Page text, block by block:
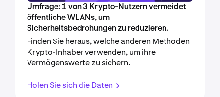
Umfrage: 1 von 3 Krypto-Nutzern vermeidet
öffentliche WLANs, um
Sicherheitsbedrohungen zu reduzieren.
Finden Sie heraus, welche anderen Methoden
Krypto-Inhaber verwenden, um ihre
Vermögenswerte zu sichern.
Holen Sie sich die Daten